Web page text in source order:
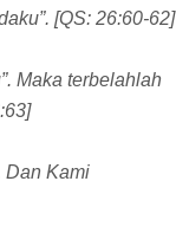
[QS: 26:60-62]
Maka terbelahlah
Dan Kami